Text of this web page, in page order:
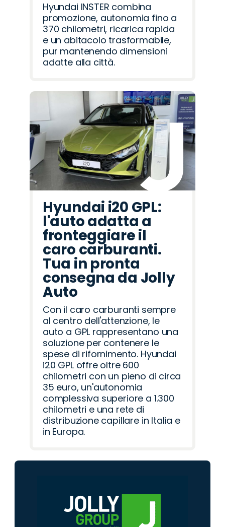
Hyundai INSTER combina
promozione, autonomia fino a
370 chilometri, ricarica rapida
e un abitacolo trasformabile,
pur mantenendo dimensioni
adatte alla città.
Hyundai i20 GPL:
l'auto adatta a
fronteggiare il
caro carburanti.
Tua in pronta
consegna da Jolly
Auto
Con il caro carburanti sempre
al centro dell'attenzione, le
auto a GPL rappresentano una
soluzione per contenere le
spese di rifornimento. Hyundai
i20 GPL offre oltre 600
chilometri con un pieno di circa
35 euro, un'autonomia
complessiva superiore a 1.300
chilometri e una rete di
distribuzione capillare in Italia e
in Europa.